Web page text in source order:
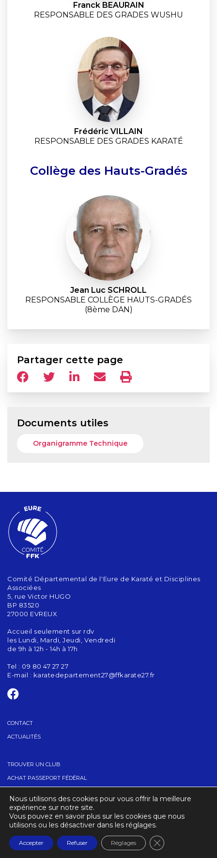
Franck BEAURAIN
RESPONSABLE DES GRADES WUSHU
Frédéric VILLAIN
RESPONSABLE DES GRADES KARATÉ
Collège des Hauts-Gradés
Jean Luc SCHROLL
RESPONSABLE COLLÈGE HAUTS-GRADÉS
(8ème DAN)
Partager cette page
Documents utiles
Organigramme Technique
Comité Départemental de l'Eure de Karaté et Disciplines
Associées
5, rue Victor HUGO
BP 83520
27000 EVREUX
Accueil seulement sur rdv
les Lundi, Mardi, Jeudi, Vendredi
de 9h à 12h - 14h à 17h
Tel : 09 80 47 27 27
E-mail : karatedepartement27@ffkarate27.fr
CONTACT
ACTUALITÉS
TROUVER UN CLUB
ACHAT PASSEPORT FÉDÉRAL
CARTE COACH TERRITORIAL (DEMANDE)
CRÉDITS MENTIONS LÉGALES
Nous utilisons des cookies pour vous offrir la meilleure
expérience sur notre site.
Vous pouvez en savoir plus sur les cookies que nous
utilisons ou les désactiver dans les réglages.
Accepter Refuser Réglages Fermer la